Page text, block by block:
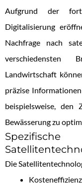
Aufgrund der
Digitalisierung
Nachfrage nach
verschiedensten
Landwirtschaft
präzise
beispielsweise, den
Bewässerung zu
Die